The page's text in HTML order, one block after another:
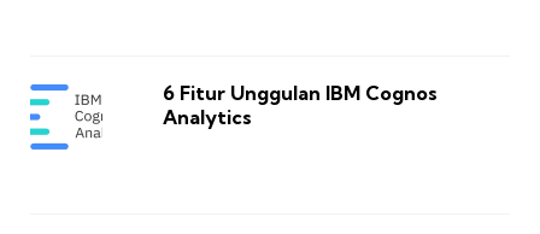
6 Fitur Unggulan IBM Cognos
Analytics